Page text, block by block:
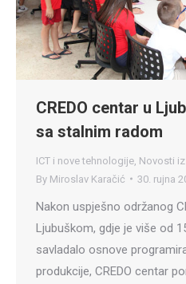
CREDO centar u
sa stalnim radom
ICT i nove tehnologije Novosti iz
By Miroslav Karačić 30. rujna
Nakon uspješno održanog
Ljubuškom, gdje je više od
savladalo osnove
produkcije, CREDO centar